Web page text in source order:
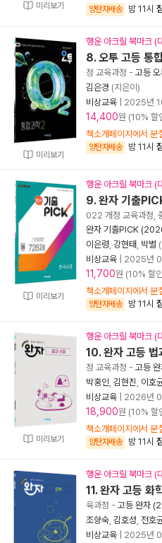
미리보기 양탄자배송 밤 11시
미리보기
행운 아크릴 북마크 (
8. 오투 고등 통
정 교육과정 - 고등
김은경 (지은이)
비상교육
2025년
14,400원 (10% 할
책소개페이지에서 분
양탄자배송 밤 11시
미리보기
행운 아크릴 북마크 (
9. 완자 기출
022 개정 교육과정,
완자 기출PICK
이은령 강현태 박별
비상교육
2025년
11,700원 (10% 할
책소개페이지에서 분
양탄자배송 밤 11시
미리보기
행운 아크릴 북마크 (
10. 완자 고등
정 교육과정 - 고등
박홍인 김현진 이호
비상교육
2026년
18,900원 (10% 할
책소개페이지에서 분
양탄자배송 밤 11시
행운 아크릴 북마크 (
11. 완자 고등
육과정 - 고등 완자
조향숙 김호성 전호
비상교육
2025년